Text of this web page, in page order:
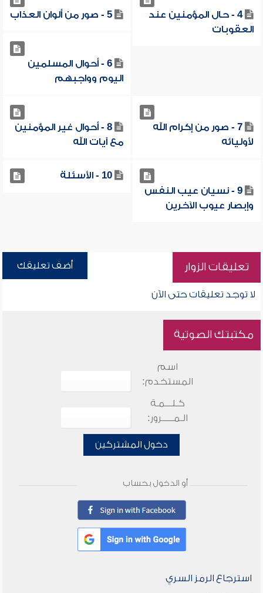
4 - حال المؤمنين عند
العقوبات
5 - صور من ألوان العذاب
6 - أحوال المسلمين
اليوم وواجبهم
7 - صور من إكرام الله
لأوليائه
8 - أحوال غير المؤمنين
مع آيات الله
9 - نسيان عيب النفس
وإبصار عيوب الآخرين
10 - الأسئلة
تعليقات الزوار أضف تعليقك
لا توجد تعليقات حتى الآن
مكتبتك الصوتية
اسم
المستخدم:
كـلـــمـة
الـمـــــرور:
دخول المشتركين
أو الدخول بحساب
استرجاع الرمز السري